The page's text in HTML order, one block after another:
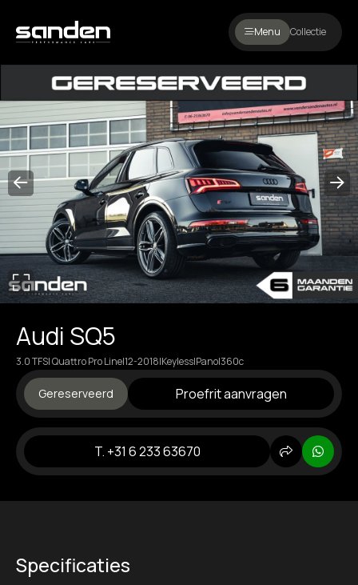
Menu Collectie
Audi SQ5
3.0 TFSI Quattro Pro Line|12-2018|Keyless|Pano|360c
Gereserveerd Proefrit aanvragen
T. +31 6 233 63670
Delen
Specificaties